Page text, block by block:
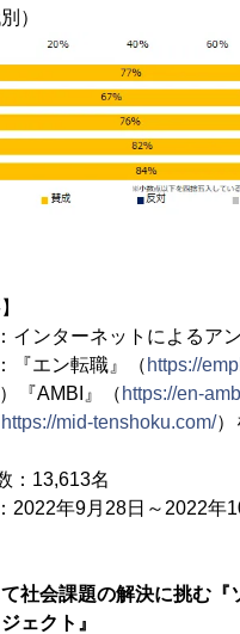
）
インターネットによるア
『エン転職』（ https://
）『AMBI』（ https://en-
https://mid-tenshoku.com/）
：13,613名
2022年9月28日～2022年
社会課題の解決に挑む『
ェクト』